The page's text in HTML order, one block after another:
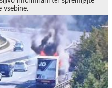
vsebine.